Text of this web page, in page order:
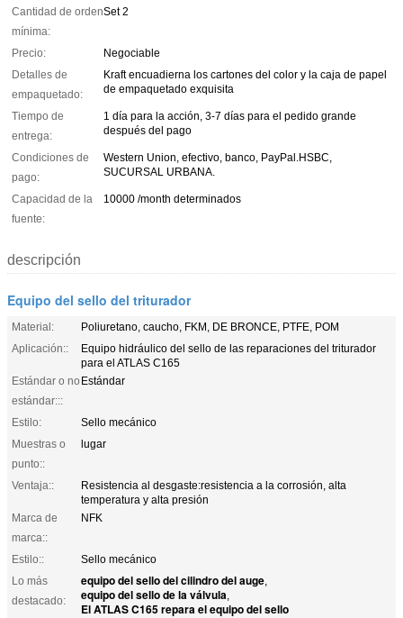
Cantidad de orden
mínima:
Set 2
Precio:
Negociable
Detalles de
empaquetado:
Kraft encuadierna los cartones del color y la caja de papel
de empaquetado exquisita
Tiempo de
entrega:
1 día para la acción, 3-7 días para el pedido grande
después del pago
Condiciones de
pago:
Western Union, efectivo, banco, PayPal.HSBC,
SUCURSAL URBANA.
Capacidad de la
fuente:
10000 /month determinados
descripción
Equipo del sello del triturador
Material:
Poliuretano, caucho, FKM, DE BRONCE, PTFE, POM
Aplicación::
Equipo hidráulico del sello de las reparaciones del triturador
para el ATLAS C165
Estándar o no
estándar:::
Estándar
Estilo:
Sello mecánico
Muestras o
punto::
lugar
Ventaja::
Resistencia al desgaste:resistencia a la corrosión, alta
temperatura y alta presión
Marca de
marca::
NFK
Estilo::
Sello mecánico
Lo más
destacado:
equipo del sello del cilindro del auge,
equipo del sello de la válvula,
El ATLAS C165 repara el equipo del sello